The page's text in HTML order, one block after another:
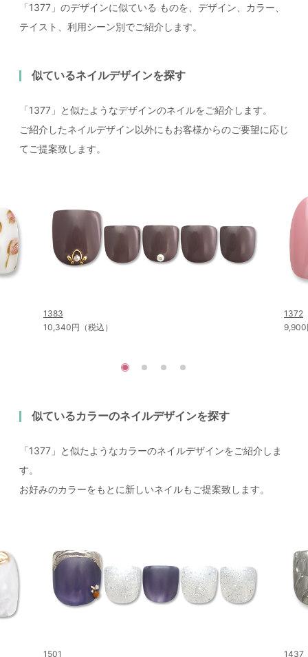
「1377」のデザインに似ている ものを、デザイン、カラー、
テイスト、利用シーン別でご紹介します。
似ているネイルデザインを探す
「1377」と似たようなデザインのネイルをご紹介します。
ご紹介したネイルデザイン以外にもお客様からのご要望に応じ
てご提案致します。
1383
10,340円（税込）
1372
9,900
似ているカラーのネイルデザインを探す
「1377」と似たようなカラーのネイルデザインをご紹介しま
す。
お好みのカラーをもとに新しいネイルもご提案致します。
1501 1437